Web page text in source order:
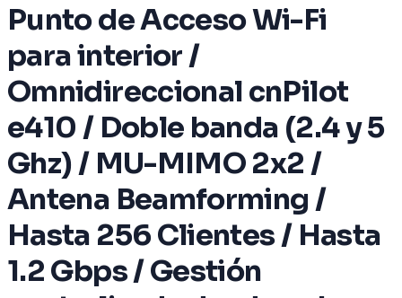
Punto de Acceso Wi-Fi
para interior /
Omnidireccional cnPilot
e410 / Doble banda (2.4 y 5
Ghz) / MU-MIMO 2x2 /
Antena Beamforming /
Hasta 256 Clientes / Hasta
1.2 Gbps / Gestión